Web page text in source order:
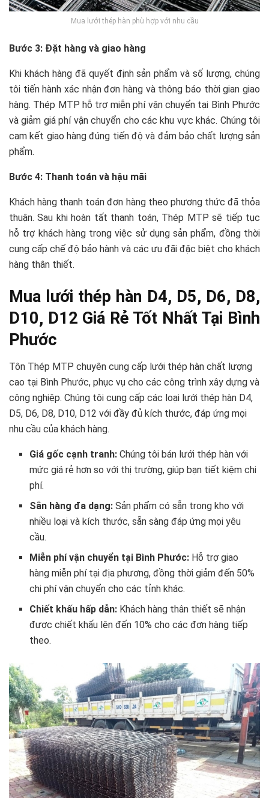
Mua lưới thép hàn phù hợp với nhu cầu
Bước 3: Đặt hàng và giao hàng
Khi khách hàng đã quyết định sản phẩm và số lượng, chúng
tôi tiến hành xác nhận đơn hàng và thông báo thời gian giao
hàng. Thép MTP hỗ trợ miễn phí vận chuyển tại Bình Phước
và giảm giá phí vận chuyển cho các khu vực khác. Chúng tôi
cam kết giao hàng đúng tiến độ và đảm bảo chất lượng sản
phẩm.
Bước 4: Thanh toán và hậu mãi
Khách hàng thanh toán đơn hàng theo phương thức đã thỏa
thuận. Sau khi hoàn tất thanh toán, Thép MTP sẽ tiếp tục
hỗ trợ khách hàng trong việc sử dụng sản phẩm, đồng thời
cung cấp chế độ bảo hành và các ưu đãi đặc biệt cho khách
hàng thân thiết.
Mua lưới thép hàn D4, D5, D6, D8,
D10, D12 Giá Rẻ Tốt Nhất Tại Bình
Phước
Tôn Thép MTP chuyên cung cấp lưới thép hàn chất lượng
cao tại Bình Phước, phục vụ cho các công trình xây dựng và
công nghiệp. Chúng tôi cung cấp các loại lưới thép hàn D4,
D5, D6, D8, D10, D12 với đầy đủ kích thước, đáp ứng mọi
nhu cầu của khách hàng.
Giá gốc cạnh tranh: Chúng tôi bán lưới thép hàn với
mức giá rẻ hơn so với thị trường, giúp bạn tiết kiệm chi
phí.
Sẵn hàng đa dạng: Sản phẩm có sẵn trong kho với
nhiều loại và kích thước, sẵn sàng đáp ứng mọi yêu
cầu.
Miễn phí vận chuyển tại Bình Phước: Hỗ trợ giao
hàng miễn phí tại địa phương, đồng thời giảm đến 50%
chi phí vận chuyển cho các tỉnh khác.
Chiết khấu hấp dẫn: Khách hàng thân thiết sẽ nhận
được chiết khấu lên đến 10% cho các đơn hàng tiếp
theo.